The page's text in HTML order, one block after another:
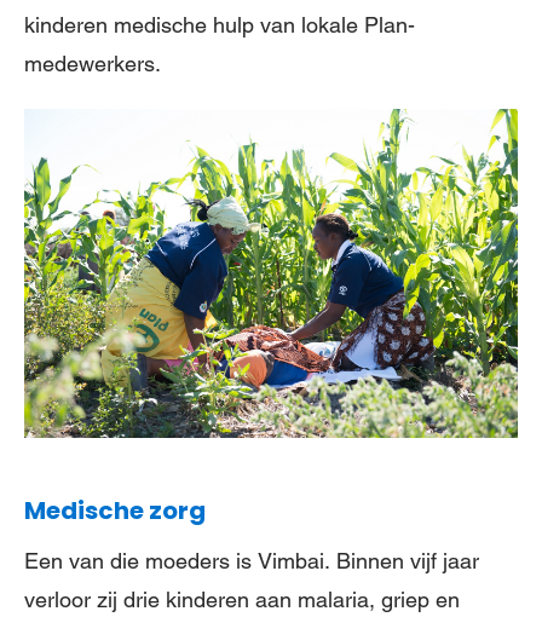
kinderen medische hulp van lokale Plan-
medewerkers.
Medische zorg
Een van die moeders is Vimbai. Binnen vijf jaar
verloor zij drie kinderen aan malaria, griep en